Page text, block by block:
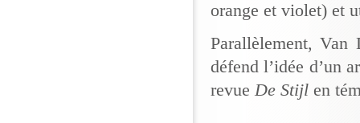
orange et violet) et
Parallèlement, Van
défend l’idée d’un
revue De Stijl en